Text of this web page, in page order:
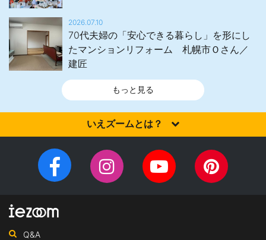
2026.07.10
70代夫婦の「安心できる暮らし」を形にし
たマンションリフォーム 札幌市Ｏさん／
建匠
もっと見る
いえズームとは？
住宅会社を選びませんか？iezoom（いえズーム）は（株）北海道
住宅新聞社が、日頃の住宅業界への取材を元に、優れたハウスメ
ーカー・工務店を紹介するサイトです。
Facebook
ー
ジ
InstagramYouTube
チ
Q&A